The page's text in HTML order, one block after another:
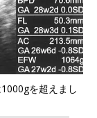
を超えまし